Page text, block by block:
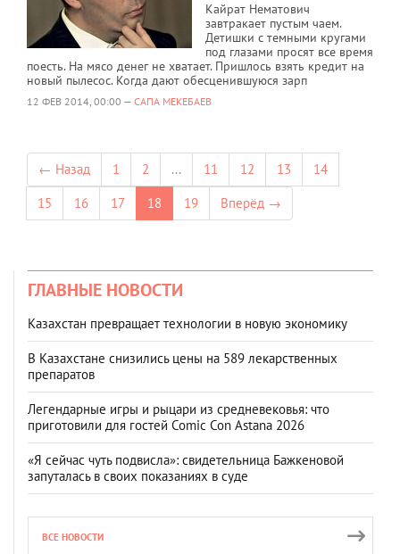
Кайрат Нематович
завтракает пустым чаем.
Детишки с темными кругами
под глазами просят все время
поесть. На мясо денег не хватает. Пришлось взять кредит на
новый пылесос. Когда дают обесценившуюся зарп
12 ФЕВ 2014, 00:00 — САПА МЕКЕБАЕВ
← Назад 1 2 ... 11 12 13
14
15
16 17 18 19 Вперёд →
ГЛАВНЫЕ НОВОСТИ
Казахстан превращает технологии в новую экономику
В Казахстане снизились цены на 589 лекарственных
препаратов
Легендарные игры и рыцари из средневековья: что
приготовили для гостей Comic Con Astana 2026
«Я сейчас чуть подвисла»: свидетельница Бажкеновой
запуталась в своих показаниях в суде
ВСЕ НОВОСТИ